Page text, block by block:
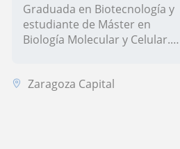
Graduada en Biotecnología y
estudiante de Máster en
Biología Molecular y Celular.
Zaragoza Capital